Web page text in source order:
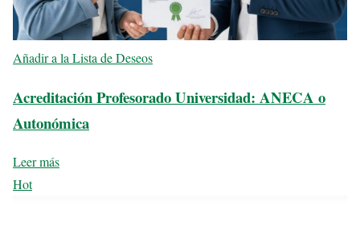
Añadir a la Lista de Deseos
Acreditación Profesorado Universidad: ANECA o
Autonómica
Leer más
Hot